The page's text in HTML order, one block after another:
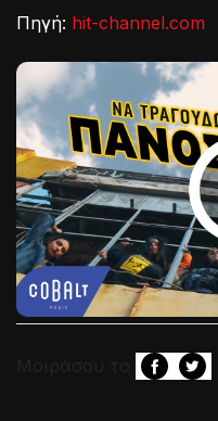
Πηγή: hit-channel.com
Μοιράσου το